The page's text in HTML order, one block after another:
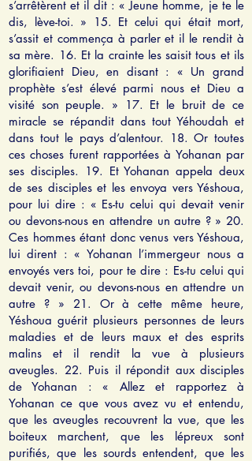
s’arrêtèrent et il dit : « Jeune homme, je te le
dis, lève-toi. » 15. Et celui qui était mort,
s’assit et commença à parler et il le rendit à
sa mère. 16. Et la crainte les saisit tous et ils
glorifiaient Dieu, en disant : « Un grand
prophète s’est élevé parmi nous et Dieu a
visité son peuple. » 17. Et le bruit de ce
miracle se répandit dans tout Yéhoudah et
dans tout le pays d’alentour. 18. Or toutes
ces choses furent rapportées à Yohanan par
ses disciples. 19. Et Yohanan appela deux
de ses disciples et les envoya vers Yéshoua,
pour lui dire : « Es-tu celui qui devait venir
ou devons-nous en attendre un autre ? » 20.
Ces hommes étant donc venus vers Yéshoua,
lui dirent : « Yohanan l’immergeur nous a
envoyés vers toi, pour te dire : Es-tu celui qui
devait venir, ou devons-nous en attendre un
autre ? » 21. Or à cette même heure,
Yéshoua guérit plusieurs personnes de leurs
maladies et de leurs maux et des esprits
malins et il rendit la vue à plusieurs
aveugles. 22. Puis il répondit aux disciples
de Yohanan : « Allez et rapportez à
Yohanan ce que vous avez vu et entendu,
que les aveugles recouvrent la vue, que les
boiteux marchent, que les lépreux sont
purifiés, que les sourds entendent, que les